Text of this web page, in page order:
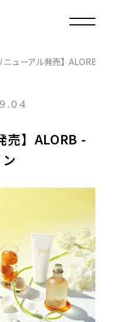
ニューアル発売】ALORB -
売】ALORB -